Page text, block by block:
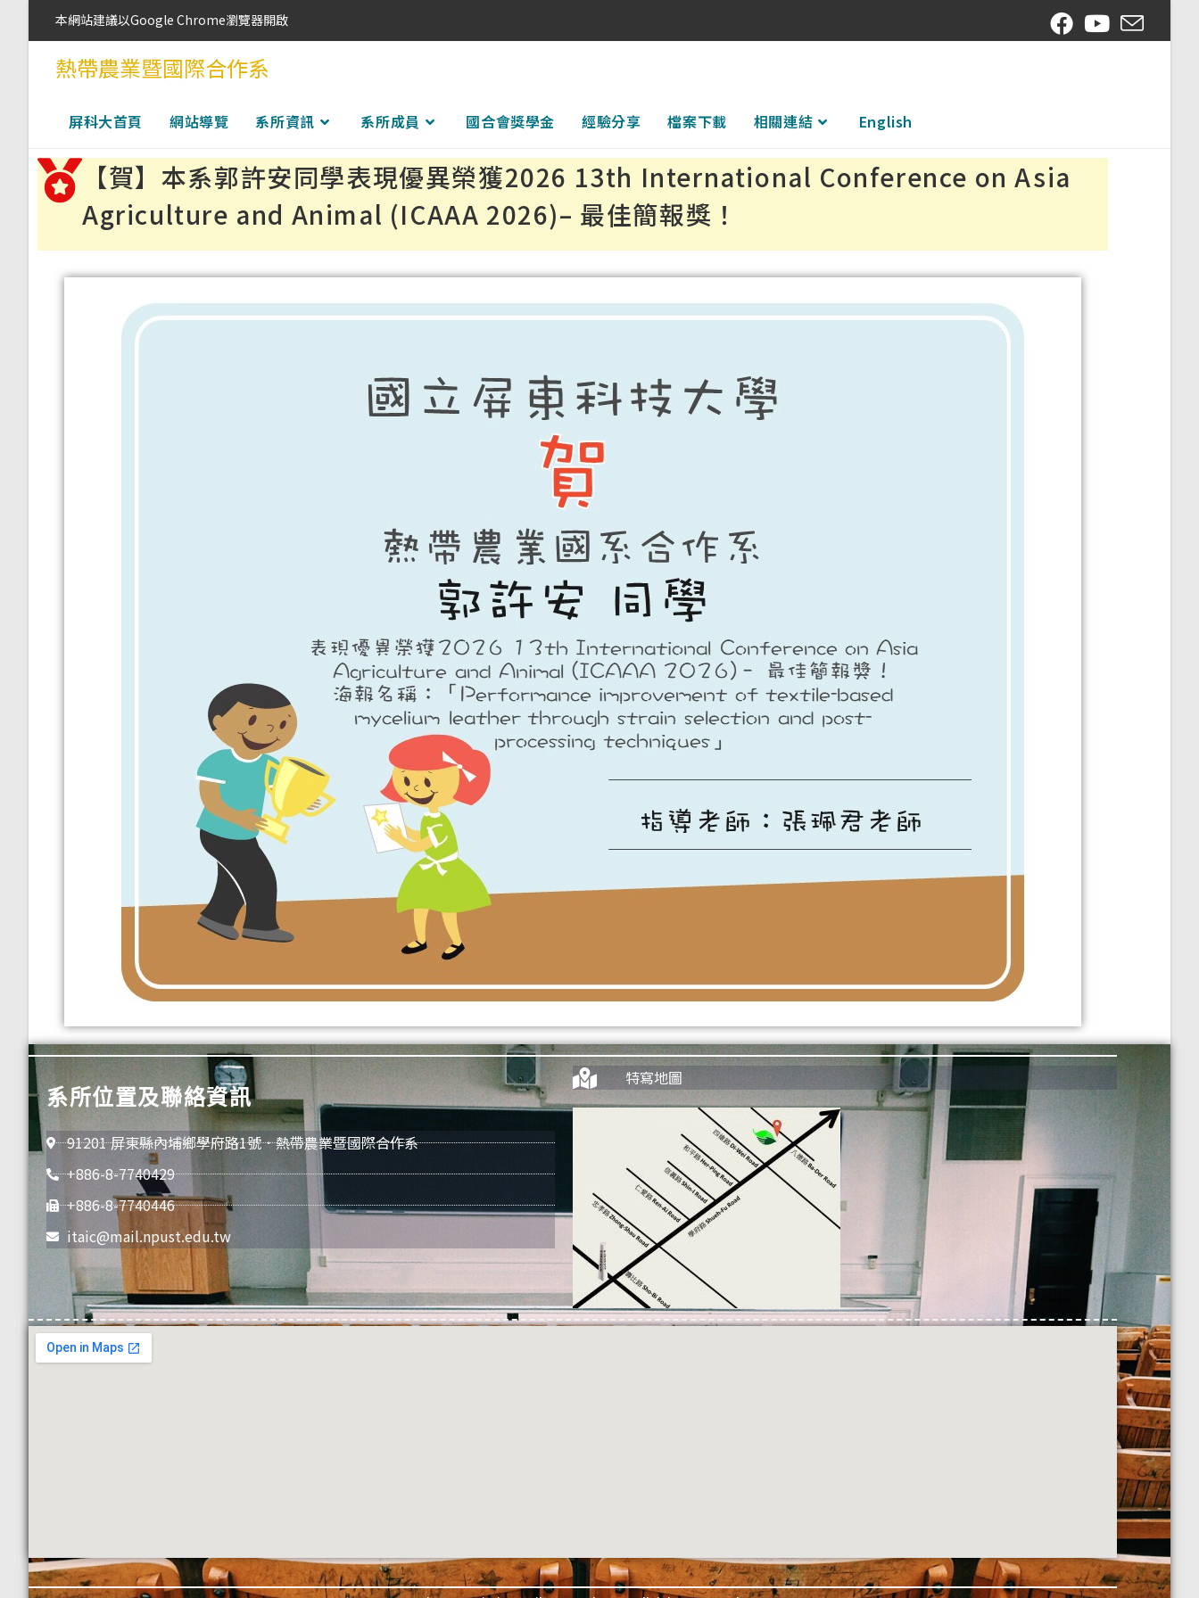
本網站建議以Google Chrome瀏覽器開啟
熱帶農業暨國際合作系
屏科大首頁 網站導覽 系所資訊 系所成員 國合會獎學金 經驗分享 檔案下載 相關連結 English
【賀】本系郭許安同學表現優異榮獲2026 13th International Conference on Asia
Agriculture and Animal (ICAAA 2026)– 最佳簡報獎！
系所位置及聯絡資訊
91201 屏東縣內埔鄉學府路1號．熱帶農業暨國際合作系
+886-8-7740429
+886-8-7740446
itaic@mail.npust.edu.tw
特寫地圖